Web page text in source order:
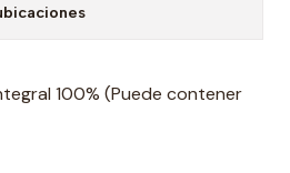
100% (Puede contener